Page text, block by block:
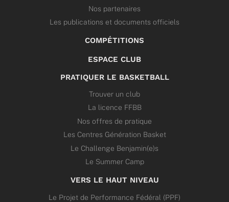
Nos partenaires
Les publications et documents officiels
COMPÉTITIONS
ESPACE CLUB
PRATIQUER LE BASKETBALL
Trouver un club
La licence FFBB
Nos offres de pratique
Les Centres Génération Basket
Le Challenge Benjamin(e)s
Le Summer Camp
VERS LE HAUT NIVEAU
Le Projet de Performance Fédéral (PPF)